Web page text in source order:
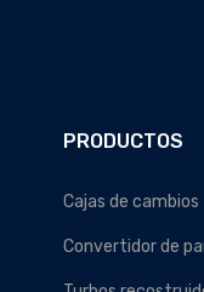
PRODUCTOS
Cajas de cambios
Convertidor de